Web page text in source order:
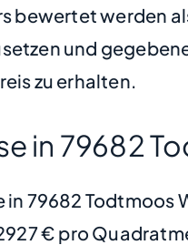
bewertet werden
und
zu erhalten.
in 79682
in 79682
€ pro